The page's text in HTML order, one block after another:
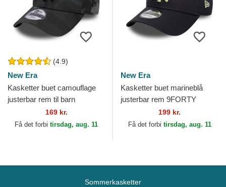
(4.9)
New Era
Kasketter buet camouflage
justerbar rem til barn
9FORTY League Essential
fra New York Yankees MLB...
169 kr.
Få det forbi tirsdag, aug. 11
New Era
Kasketter buet marineblå
justerbar rem 9FORTY
League Essential fra New
York Yankees MLB af New
199 kr.
Få det forbi tirsdag, aug. 11
Sommerkasketter